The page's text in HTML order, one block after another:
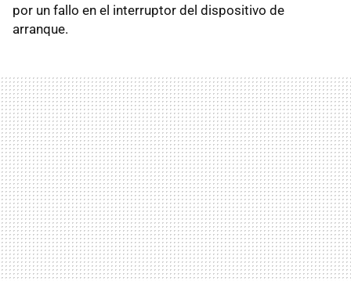
por un fallo en el interruptor del dispositivo de
arranque.